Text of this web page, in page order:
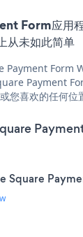
Form应用
未如此简单
Payment Form
Payment
您喜欢的任何位
Square